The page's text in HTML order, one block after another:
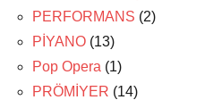
PERFORMANS (2)
PİYANO (13)
Pop Opera (1)
PRÖMİYER (14)